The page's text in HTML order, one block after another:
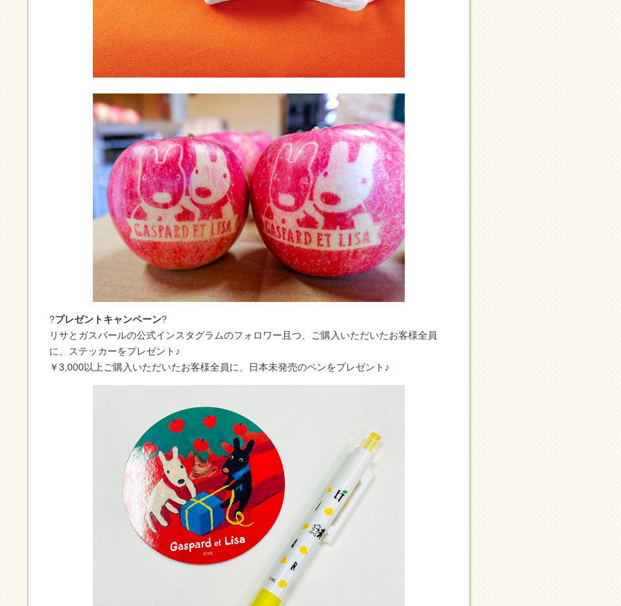
?プレゼントキャンペーン?
リサとガスパールの公式インスタグラムのフォロワー且つ、ご購入いただいたお客様全員
に、ステッカーをプレゼント♪
￥3,000以上ご購入いただいたお客様全員に、日本未発売のペンをプレゼント♪